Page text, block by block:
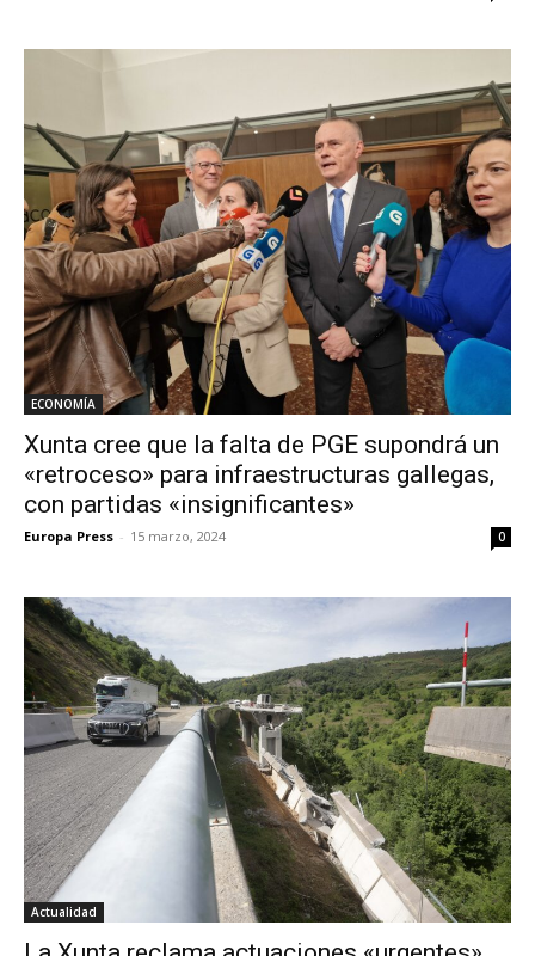
ECONOMÍA
Xunta cree que la falta de PGE supondrá un
«retroceso» para infraestructuras gallegas,
con partidas «insignificantes»
Europa Press - 15 marzo, 2024 0
Actualidad